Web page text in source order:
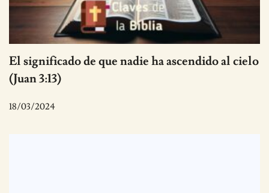
El significado de que nadie ha ascendido al cielo
(Juan 3:13)
18/03/2024